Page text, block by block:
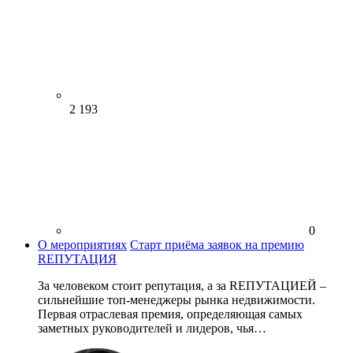
2 193
0
О мероприятиях Старт приёма заявок на премию
RЕПУТАЦИЯ
За человеком стоит репутация, а за RЕПУТАЦИЕЙ –
сильнейшие топ-менеджеры рынка недвижимости.
Первая отраслевая премия, определяющая самых
заметных руководителей и лидеров, чья…